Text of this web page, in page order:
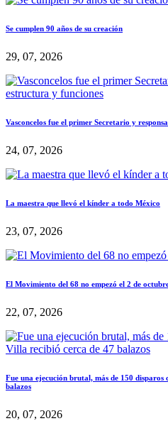
Se cumplen 90 años de su creación
29, 07, 2026
Vasconcelos fue el primer Secretario y
24, 07, 2026
La maestra que llevó el kínder a todo México
23, 07, 2026
El Movimiento del 68 no empezó el 2 de
22, 07, 2026
Fue una ejecución brutal, más de 150
balazos
20, 07, 2026